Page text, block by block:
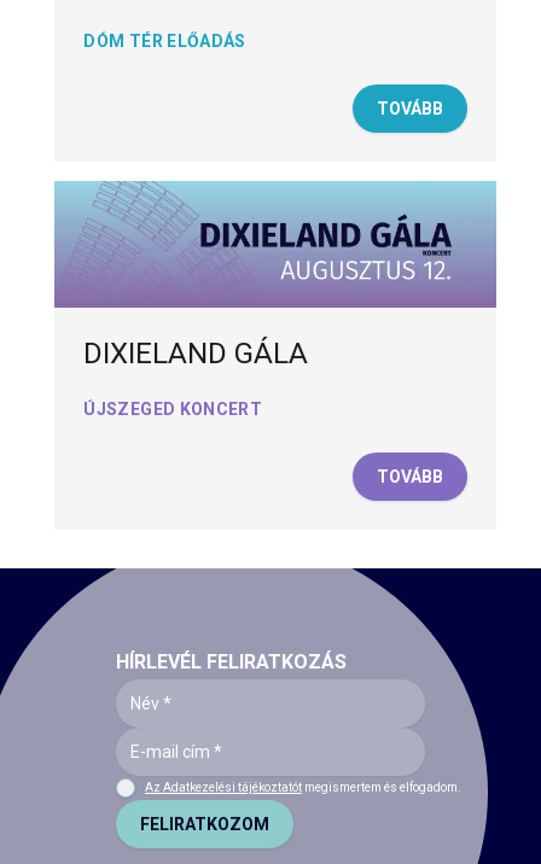
DÓM TÉR ELŐADÁS
TOVÁBB
DIXIELAND GÁLA
ÚJSZEGED KONCERT
TOVÁBB
HÍRLEVÉL FELIRATKOZÁS
Az Adatkezelési tájékoztatót megismertem és elfogadom.
FELIRATKOZOM